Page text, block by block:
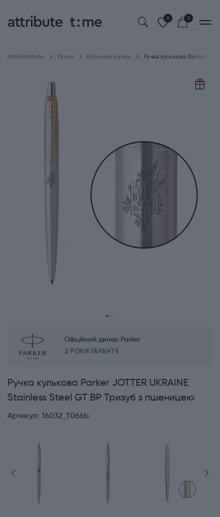
0 0
Attributetime Ручки Кулькові ручки Ручка кулькова Parker
Офіційний дилер Parker
2 РОКИ ГАРАНТІЇ
Ручка кулькова Parker JOTTER UKRAINE
Stainless Steel GT BP Тризуб з пшеницею
Артикул: 16032_T066b